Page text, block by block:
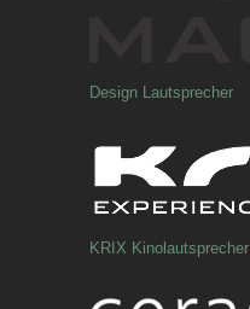
Design Lautsprecher
KRIX Kinolautsprecher